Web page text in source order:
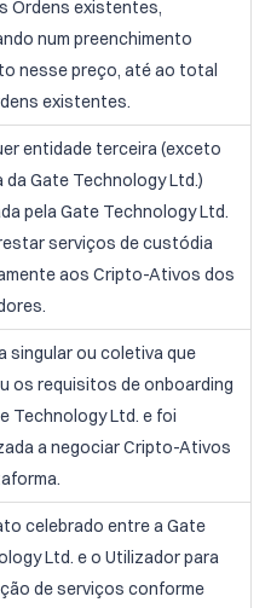
Ordens existentes,
num preenchimento
nesse preço, até ao total
existentes.
entidade terceira (exceto
da Gate Technology Ltd.)
pela Gate Technology Ltd.
serviços de custódia
aos Cripto-Ativos dos
singular ou coletiva que
os requisitos de onboarding
Technology Ltd. e foi
a negociar Cripto-Ativos
celebrado entre a Gate
Ltd. e o Utilizador para
de serviços conforme